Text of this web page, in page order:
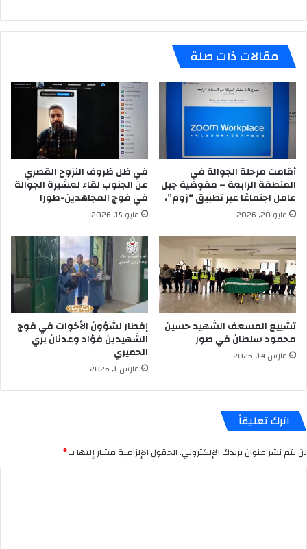
مقالات ذات صلة
أقامت مرحلة الجوالة في
المنطقة الرابعة – مفوضية جبل
عامل اجتماعًا عبر تطبيق “زوم”،
مايو 20, 2026
في ظل ظروف النزوح القصري
عن الجنوب لقاء لعشيرة الجوالة
في فوج المجاهدين-طورا
مايو 15, 2026
تشييع المسعف الشهيد حسين
محمود سلطان في صور
مارس 14, 2026
إفطار لشؤون الأخوات في فوج
الشهيدين فؤاد وعدنان بري
الحميري
مارس 1, 2026
اترك تعليقاً
لن يتم نشر عنوان بريدك الإلكتروني.الحقول الإلزامية مشار إليها بـ*